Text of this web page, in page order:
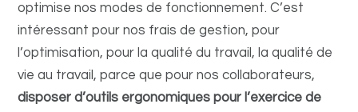
optimise nos modes de fonctionnement. C’est
intéressant pour nos frais de gestion, pour
l’optimisation, pour la qualité du travail, la qualité de
vie au travail, parce que pour nos collaborateurs,
disposer d’outils ergonomiques pour l’exercice de